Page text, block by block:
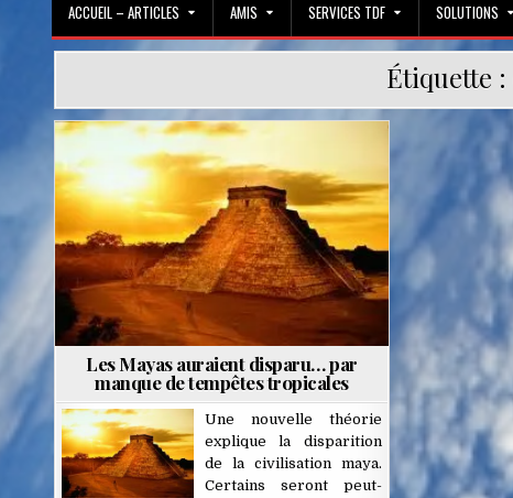
ACCUEIL – ARTICLES AMIS SERVICES TDF SOLUTIONS
Étiquette :
Posted
Les Mayas auraient disparu… par
manque de tempêtes tropicales
Une nouvelle théorie
explique la disparition
de la civilisation maya.
Certains seront peut-